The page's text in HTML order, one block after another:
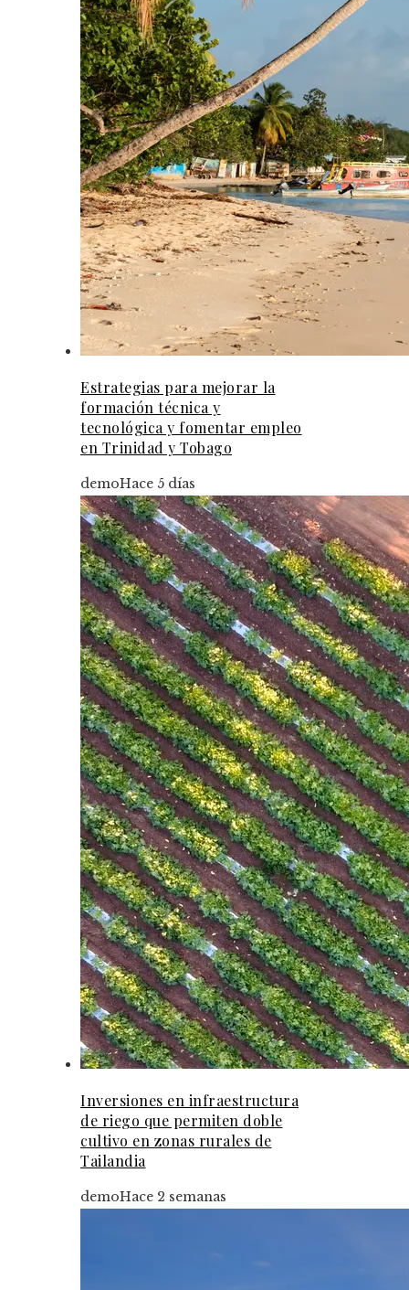
Estrategias para mejorar la
formación técnica y
tecnológica y fomentar empleo
en Trinidad y Tobago
demoHace 5 días
Inversiones en infraestructura
de riego que permiten doble
cultivo en zonas rurales de
Tailandia
demoHace 2 semanas